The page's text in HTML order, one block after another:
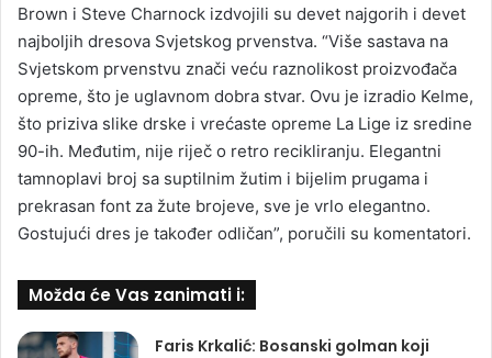
Brown i Steve Charnock izdvojili su devet najgorih i devet
najboljih dresova Svjetskog prvenstva. “Više sastava na
Svjetskom prvenstvu znači veću raznolikost proizvođača
opreme, što je uglavnom dobra stvar. Ovu je izradio Kelme,
što priziva slike drske i vrećaste opreme La Lige iz sredine
90-ih. Međutim, nije riječ o retro recikliranju. Elegantni
tamnoplavi broj sa suptilnim žutim i bijelim prugama i
prekrasan font za žute brojeve, sve je vrlo elegantno.
Gostujući dres je također odličan”, poručili su komentatori.
Možda će Vas zanimati i:
Faris Krkalić: Bosanski golman koji